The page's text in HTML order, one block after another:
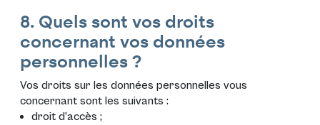
8. Quels sont vos droits
concernant vos données
personnelles ?
Vos droits sur les données personnelles vous
concernant sont les suivants :
droit d’accès ;